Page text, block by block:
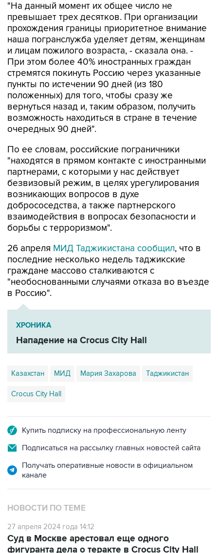
"На данный момент их общее число не
превышает трех десятков. При организации
прохождения границы приоритетное внимание
наша погранслужба уделяет детям, женщинам
и лицам пожилого возраста, - сказала она. -
При этом более 40% иностранных граждан
стремятся покинуть Россию через указанные
пункты по истечении 90 дней (из 180
положенных) для того, чтобы сразу же
вернуться назад и, таким образом, получить
возможность находиться в стране в течение
очередных 90 дней".
По ее словам, российские пограничники
"находятся в прямом контакте с иностранными
партнерами, с которыми у нас действует
безвизовый режим, в целях урегулирования
возникающих вопросов в духе
добрососедства, а также партнерского
взаимодействия в вопросах безопасности и
борьбы с терроризмом".
26 апреля МИД Таджикистана сообщил, что в
последние несколько недель таджикские
граждане массово сталкиваются с
"необоснованными случаями отказа во въезде
в Россию".
ХРОНИКА
Нападение на Crocus City Hall
Казахстан МИД Мария Захарова Таджикистан
Crocus City Hall
Купить подписку на профессиональную ленту
Подписаться на рассылку главных новостей сайта
Получать оперативные новости в официальном
канале
НОВОСТИ ПО ТЕМЕ
27 апреля 2024 года 14:12
Суд в Москве арестовал еще одного
фигуранта дела о теракте в Crocus City Hall